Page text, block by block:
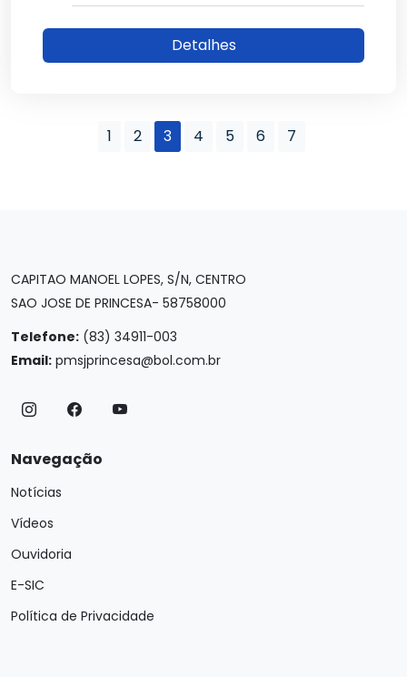
Detalhes
1 2 3 4 5 6 7
CAPITAO MANOEL LOPES, S/N, CENTRO
SAO JOSE DE PRINCESA- 58758000
Telefone: (83) 34911-003
Email: pmsjprincesa@bol.com.br
Navegação
Notícias
Vídeos
Ouvidoria
E-SIC
Política de Privacidade